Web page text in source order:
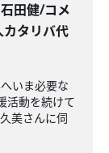
田健/コメ
カタリバ代
いま必要な
活動を続けて
美さんに伺